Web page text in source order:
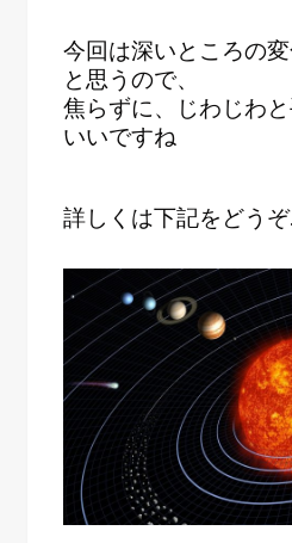
今回は深いところの
と思うので、
焦らずに、じわじわ
いいですね
詳しくは下記をどう